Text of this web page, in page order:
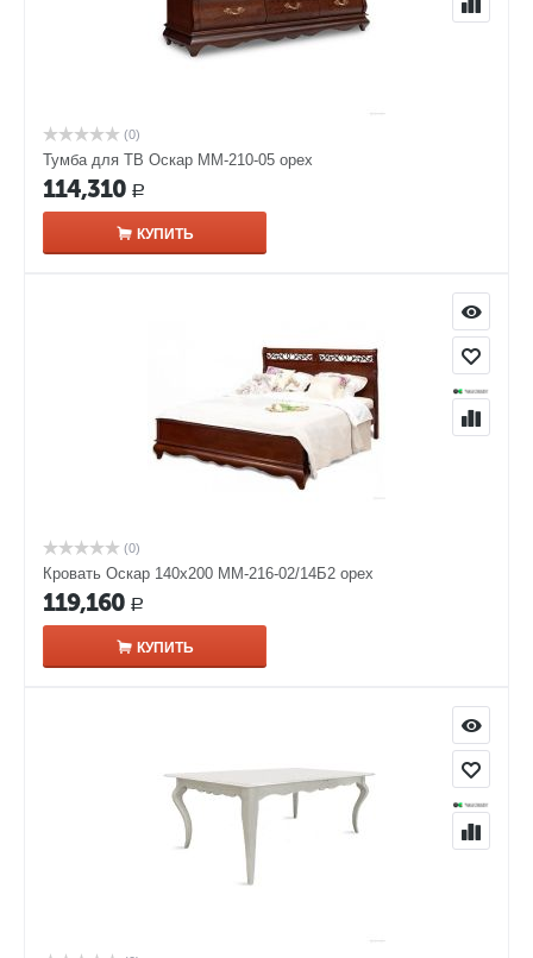
(0)
Тумба для ТВ Оскар ММ-210-05 орех
114,310 Р
КУПИТЬ
(0)
Кровать Оскар 140х200 ММ-216-02/14Б2 орех
119,160 Р
КУПИТЬ